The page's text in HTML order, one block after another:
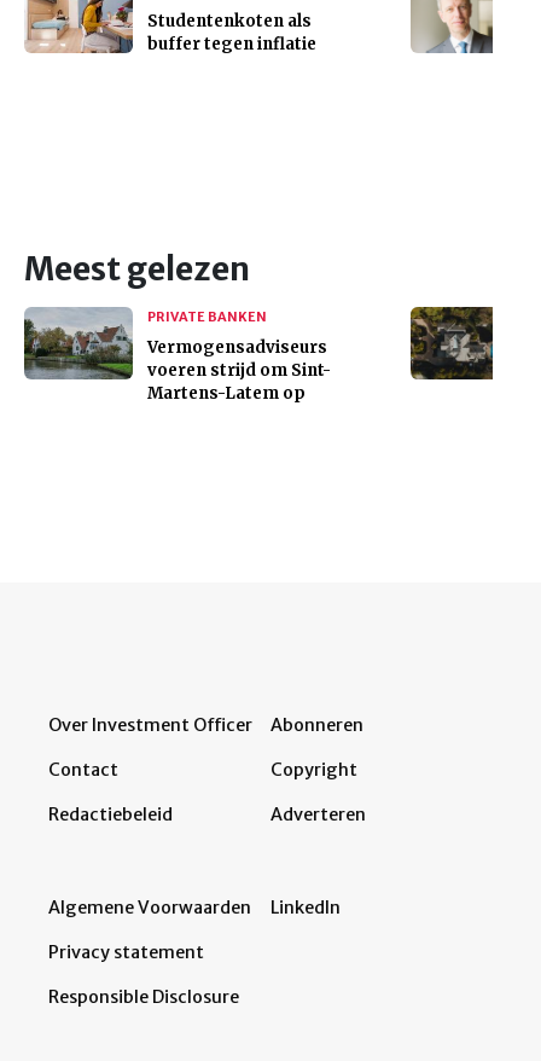
Studentenkoten als
buffer tegen inflatie
Meest gelezen
PRIVATE BANKEN
Vermogensadviseurs
voeren strijd om Sint-
Martens-Latem op
Over Investment Officer
Contact
Redactiebeleid
Abonneren
Copyright
Adverteren
Algemene Voorwaarden
Privacy statement
Responsible Disclosure
LinkedIn